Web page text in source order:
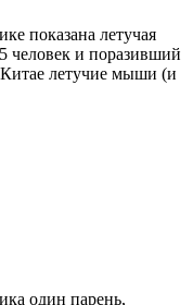
показана летучая
человек и поразивший
летучие мыши (и
один парень,